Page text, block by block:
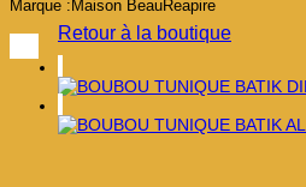
Retour à la boutique
Marque : Maison BeauReapire